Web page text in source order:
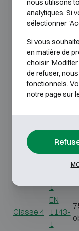
14450
EN
14450
5
Classe 0
EN
1143-
1
7
EN
1143-
1
Classe 2
1143-
1
Classe 4
EN
1143-
1
nous utilisons
analytiques. Si
sélectionner
Si vous
en matière de
choisir
de refuser,
fonctionnels.
notre page sur